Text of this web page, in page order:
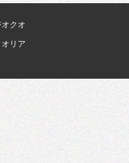
クオ
リア